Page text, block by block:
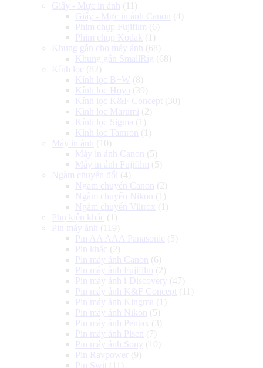
Giấy - Mực in ảnh
(11)
Giấy - Mực in ảnh Canon
(4)
Phim chụp Fujifilm (6)
Phim chụp Kodak (1)
Khung gắn cho máy ảnh
(68)
Khung gắn SmallRig (68)
Kính lọc (82)
Kính lọc B+W (8)
Kính lọc Hoya (39)
Kính lọc K&F Concept (30)
Kính lọc Marumi (2)
Kính lọc Sigma (1)
Kính lọc Tamron
(1)
Máy in ảnh
(10)
Máy in ảnh Canon
(5)
Máy in ảnh Fujifilm (5)
Ngàm chuyển đổi (4)
Ngàm chuyển Canon
(2)
Ngàm chuyển Nikon
(1)
Ngàm chuyển Viltrox (1)
Phụ kiện khác (1)
Pin máy ảnh
(119)
Pin AA AAA Panasonic (5)
Pin khác (2)
Pin máy ảnh Canon
(6)
Pin máy ảnh Fujifilm (2)
Pin máy ảnh i-Discovery (47)
Pin máy ảnh K&F Concept (11)
Pin máy ảnh Kingma (1)
Pin máy ảnh Nikon
(5)
Pin máy ảnh Pentax (3)
Pin máy ảnh Pisen
(7)
Pin máy ảnh Sony (10)
Pin Ravpower
(9)
Pin Swit (11)